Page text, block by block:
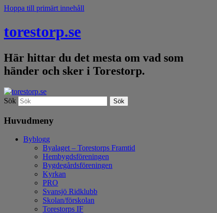
Hoppa till primärt innehåll
torestorp.se
Här hittar du det mesta om vad som
händer och sker i Torestorp.
Sök
Huvudmeny
Byblogg
Byalaget – Torestorps Framtid
Hembygdsföreningen
Bygdegårdsföreningen
Kyrkan
PRO
Svansjö Ridklubb
Skolan/förskolan
Torestorps IF